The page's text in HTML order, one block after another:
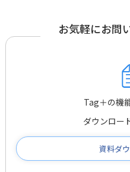
お気軽にお問
Tag＋の機
ダウンロー
資料ダ